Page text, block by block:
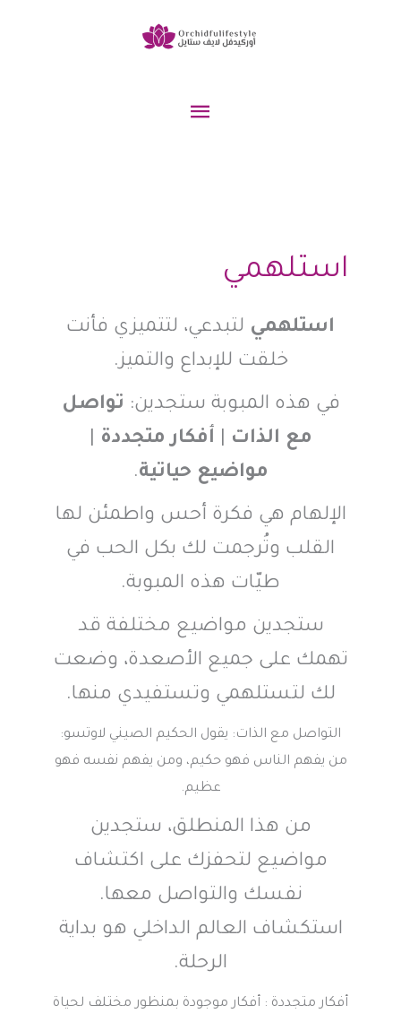
القائمة
استلهمي
استلهمي لتبدعي، لتتميزي فأنت
خلقت للإبداع والتميز.
في هذه المبوبة ستجدين: تواصل
مع الذات
أفكار متجددة
مواضيع حياتية.
الإلهام هي فكرة أحس واطمئن لها
القلب وتُرجمت لك بكل الحب في
طيّات هذه المبوبة.
ستجدين مواضيع مختلفة قد
تهمك على جميع الأصعدة، وضعت
لك لتستلهمي وتستفيدي منها.
التواصل مع الذات: يقول الحكيم الصيني لاوتسو:
من يفهم الناس فهو حكيم، ومن يفهم نفسه فهو
عظيم.
من هذا المنطلق، ستجدين
مواضيع لتحفزك على اكتشاف
نفسك والتواصل معها.
استكشاف العالم الداخلي هو بداية
الرحلة.
أفكار متجددة : أفكار موجودة بمنظور مختلف لحياة